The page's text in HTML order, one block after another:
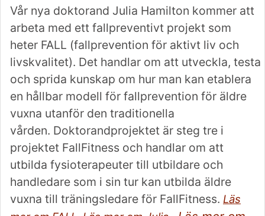
Vår nya doktorand Julia Hamilton kommer att
arbeta med ett fallpreventivt projekt som
heter FALL (fallprevention för aktivt liv och
livskvalitet). Det handlar om att utveckla, testa
och sprida kunskap om hur man kan etablera
en hållbar modell för fallprevention för äldre
vuxna utanför den traditionella
vården. Doktorandprojektet är steg tre i
projektet FallFitness och handlar om att
utbilda fysioterapeuter till utbildare och
handledare som i sin tur kan utbilda äldre
vuxna till träningsledare för FallFitness. Läs